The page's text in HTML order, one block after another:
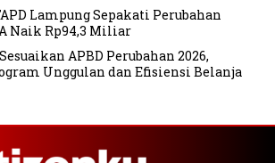
Lampung Sepakati Perubahan
Naik Rp94,3 Miliar
APBD Perubahan 2026,
Unggulan dan Efisiensi Belanja